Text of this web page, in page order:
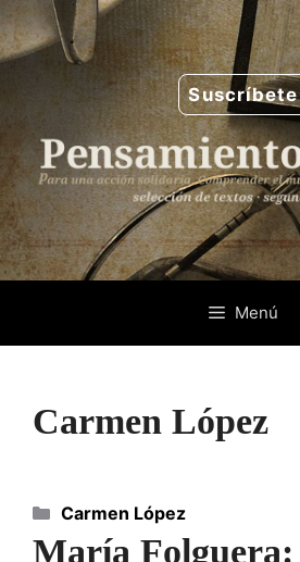
Saltar
al
contenido
Suscríbete
Menú
Carmen López
María Folguera:
Categorías
Carmen López